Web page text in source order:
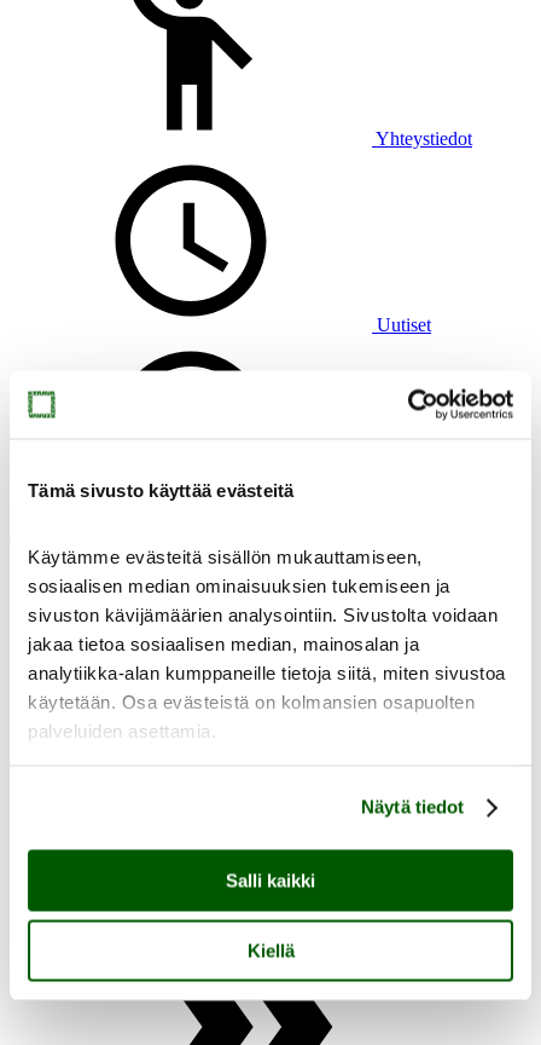
Tämä sivusto käyttää evästeitä
Käytämme evästeitä sisällön mukauttamiseen,
sosiaalisen median ominaisuuksien tukemiseen ja
sivuston kävijämäärien analysointiin. Sivustolta voidaan
jakaa tietoa sosiaalisen median, mainosalan ja
analytiikka-alan kumppaneille tietoja siitä, miten sivustoa
käytetään. Osa evästeistä on kolmansien osapuolten
palveluiden asettamia.
Näytä tiedot
Salli kaikki
Kiellä
Yhteystiedot
Uutiset
Etusivu